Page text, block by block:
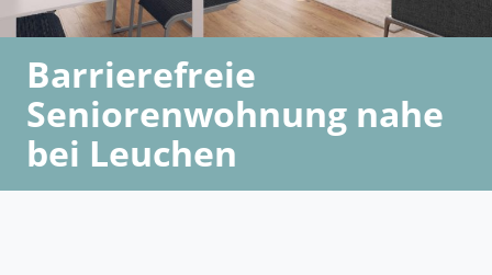
Barrierefreie
Seniorenwohnung nahe
bei Leuchen